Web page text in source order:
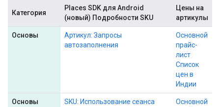
Категория
Places SDK для Android
(новый) Подробности SKU
Цены на
артикулы
Основы
Артикул: Запросы
автозаполнения
Основной
прайс-
лист
Список
цен в
Индии
Основы
SKU: Использование сеанса
Основной